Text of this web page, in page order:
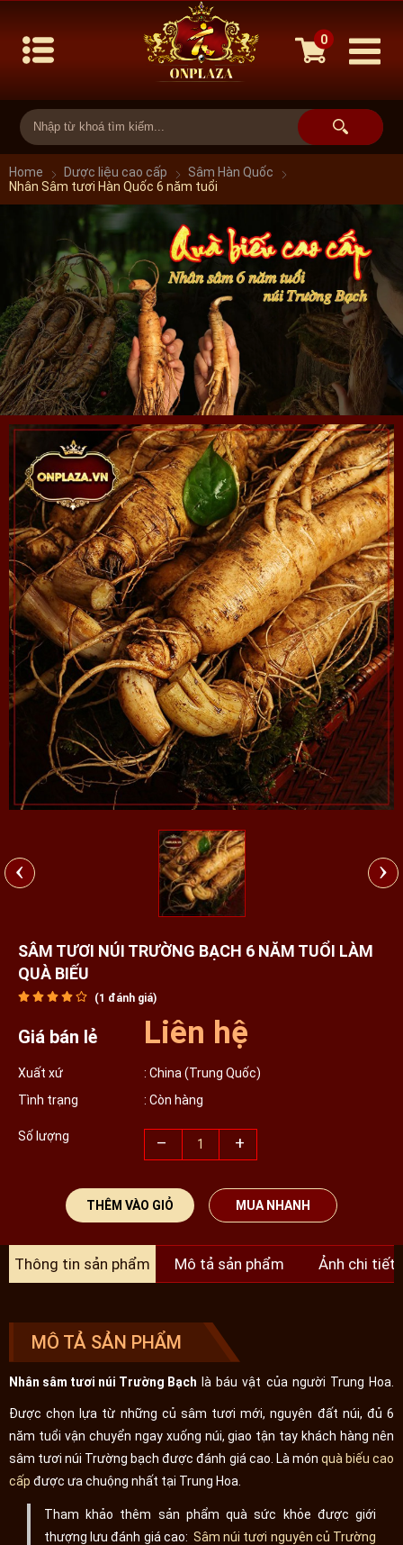
0
Home Dược liệu cao cấp
Sâm Hàn Quốc
Nhân Sâm tươi Hàn Quốc 6 năm tuổi
‹ ›
SÂM TƯƠI NÚI TRƯỜNG BẠCH 6 NĂM TUỔI LÀM
QUÀ BIẾU
(1 đánh giá)
Giá bán lẻ Liên hệ
Xuất xứ
: China (Trung Quốc)
Tình trạng
: Còn hàng
Số lượng – +
THÊM VÀO GIỎ MUA NHANH
Thông tin sản phẩm Mô tả sản phẩm Ảnh chi tiết
MÔ TẢ SẢN PHẨM
Nhân sâm tươi núi Trường Bạch là báu vật của người Trung Hoa.
Được chọn lựa từ những củ sâm tươi mới, nguyên đất núi, đủ 6
năm tuổi vận chuyển ngay xuống núi, giao tận tay khách hàng nên
sâm tươi núi Trường bạch được đánh giá cao. Là món quà biếu cao
cấp được ưa chuộng nhất tại Trung Hoa.
Tham khảo thêm sản phẩm quà sức khỏe được giới
thượng lưu đánh giá cao:Sâm núi tươi nguyên củ Trường